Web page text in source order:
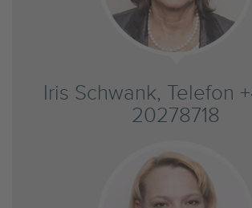
Iris Schwank, Telefon
20278718